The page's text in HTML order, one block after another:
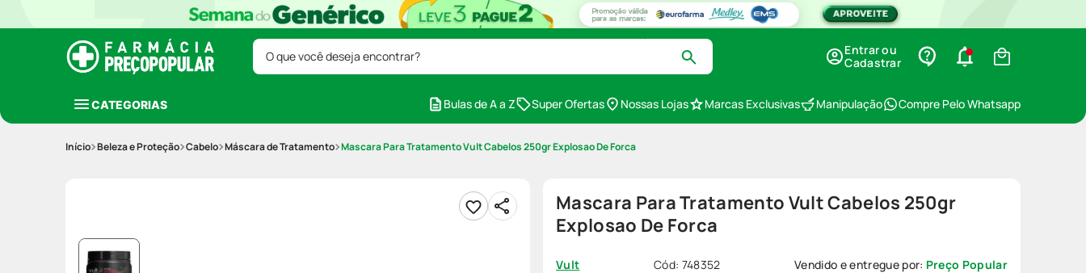
O que você deseja encontrar?
Entrar ou
Cadastrar
CATEGORIAS Bulas de A a Z Super Ofertas Nossas Lojas Marcas Exclusivas Manipulação Compre Pelo Whatsapp
Beleza e Proteção Cabelo Máscara de Tratamento Mascara Para Tratamento Vult Cabelos 250gr Explosao De Forca
Mascara Para Tratamento Vult Cabelos 250gr
Explosao De Forca
Vult Cód: 748352 Vendido e entregue por: Preço Popular